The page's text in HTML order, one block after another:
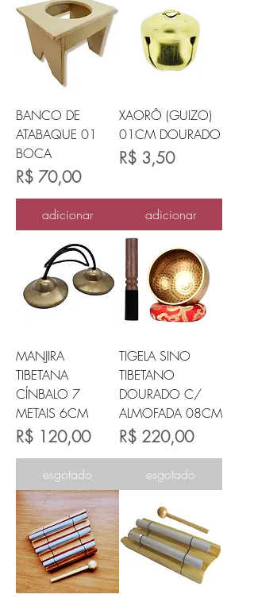
BANCO DE
ATABAQUE 01
BOCA
Preço
R$ 70,00
adicionar
XAORÔ (GUIZO)
01CM DOURADO
Preço
R$ 3,50
adicionar
MANJIRA
TIBETANA
CÍNBALO 7
METAIS 6CM
Preço
R$ 120,00
esgotado
TIGELA SINO
TIBETANO
DOURADO C/
ALMOFADA 08CM
Preço
R$ 220,00
esgotado